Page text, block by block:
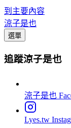
到主要內容
涼子是也
選單
追蹤涼子是也
涼子是也
Lyes.tw